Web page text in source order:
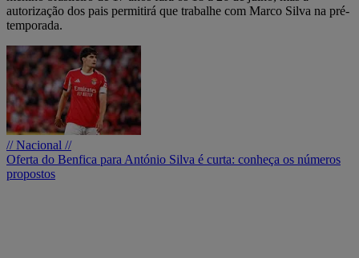
autorização dos pais permitirá que trabalhe com Marco Silva na pré-
temporada.
// Nacional //
Oferta do Benfica para António Silva é curta: conheça os números
propostos